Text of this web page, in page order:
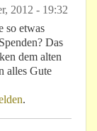
2012 - 19:32
so etwas
Das
dem alten
alles Gute
.